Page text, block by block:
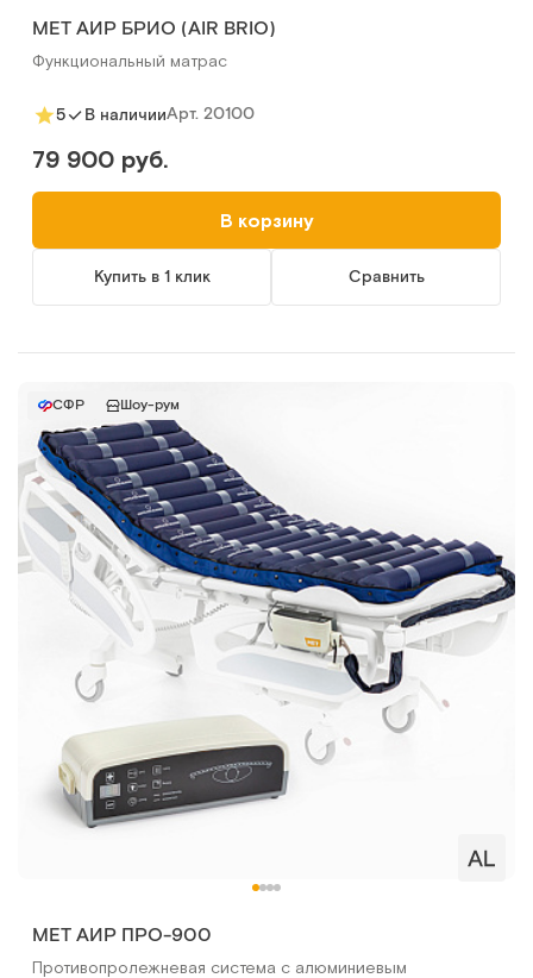
MET АИР БРИО (AIR BRIO)
Функциональный матрас
5 В наличииАрт. 20100
79 900 руб.
В корзину
Купить в 1 клик Сравнить
СФР Шоу-рум
MET АИР ПРО-900
Противопролежневая система с алюминиевым